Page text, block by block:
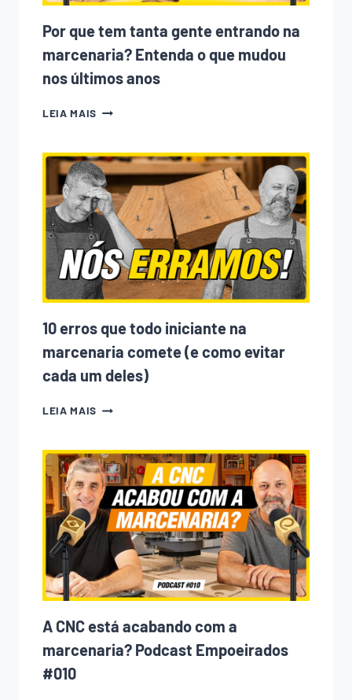
Por que tem tanta gente entrando na
marcenaria? Entenda o que mudou
nos últimos anos
LEIA MAIS POR
TANTA
GENTE
ENTRANDO
NA
MARCENARIA?
ENTENDA
O
QUE
MUDOU
NOS
ÚLTIMOS
10 erros que todo iniciante na
marcenaria comete (e como evitar
cada um deles)
LEIA MAIS 10
TODO
INICIANTE
NA
MARCENARIA
COMETE
(E
COMO
EVITAR
CADA
UM
DELES)
A CNC está acabando com a
marcenaria? Podcast Empoeirados
#010